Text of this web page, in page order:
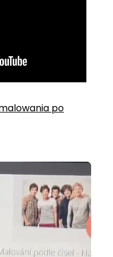
po